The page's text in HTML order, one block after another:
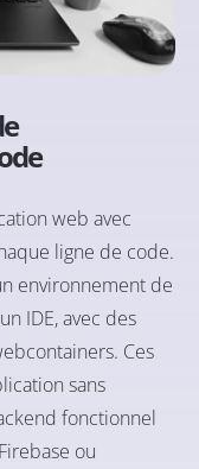
web avec
ligne de code.
environnement de
IDE, avec des
Ces
sans
fonctionnel
ou